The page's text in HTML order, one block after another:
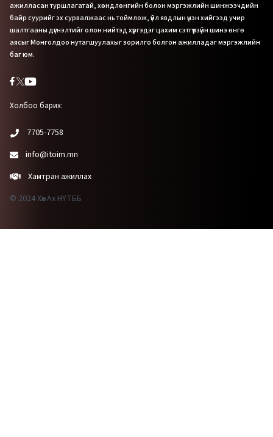
ажилласан туршлагатай, хөндлөнгийн болон мэргэжлийн шинжээчдийн
байр суурийг эх сурвалжаас нь тоймлож, үйл явдлын үнэн хийгээд учир
шалтгааны дүгнэлтийг олон нийтэд хүргэдэг цахим сэтгүүлзүйн шинэ өнгө
аясыг Монголдоо нутагшуулахыг зорилго болгон ажилладаг мэргэжлийн
баг юм.
Холбоо барих:
7705-7758
info@itoim.mn
Хамтран ажиллах
© 2024 Хөх Ах НҮТББ